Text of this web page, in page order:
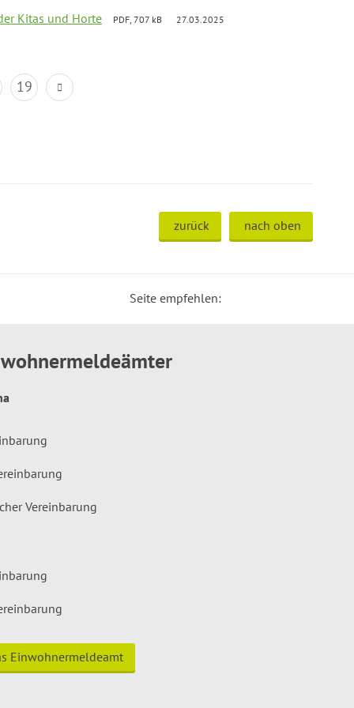
Kitas und Horte PDF, 707 kB 27.03.2025
19
zurück nach oben
Seite empfehlen:
Vereinbarung
Einwohnermeldeamt